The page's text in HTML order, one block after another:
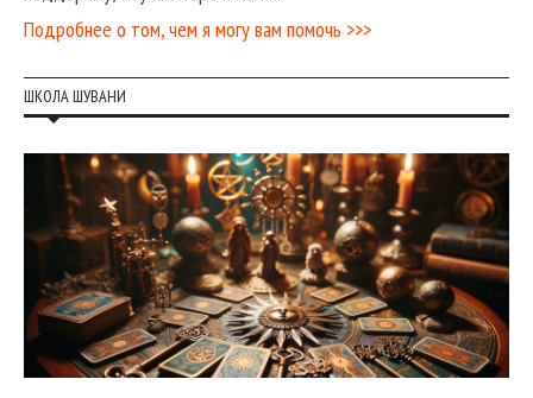
Подробнее о том, чем я могу вам помочь >>>
ШКОЛА ШУВАНИ